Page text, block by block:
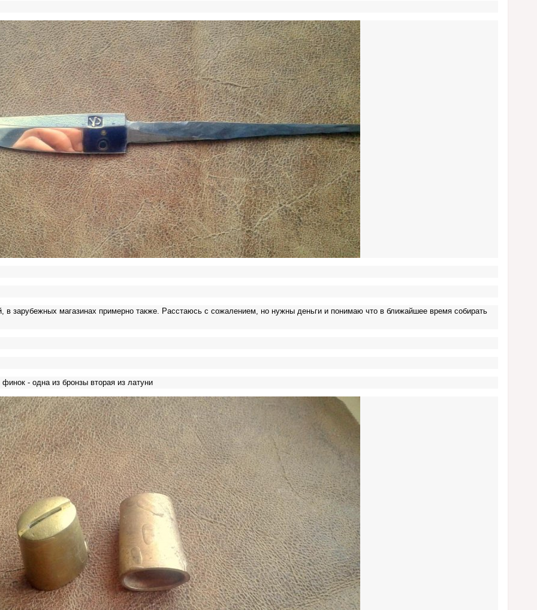
в зарубежных магазинах примерно также. Расстаюсь с сожалением, но нужны деньги и понимаю что в ближайшее время собирать
- одна из бронзы вторая из латуни